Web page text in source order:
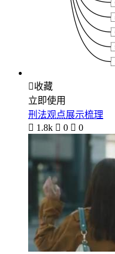
收藏
立即使用
刑法观点展示梳理
 1.8k  0  0